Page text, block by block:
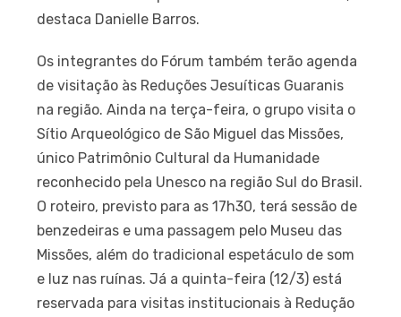
destaca Danielle Barros.
Os integrantes do Fórum também terão agenda
de visitação às Reduções Jesuíticas Guaranis
na região. Ainda na terça-feira, o grupo visita o
Sítio Arqueológico de São Miguel das Missões,
único Patrimônio Cultural da Humanidade
reconhecido pela Unesco na região Sul do Brasil.
O roteiro, previsto para as 17h30, terá sessão de
benzedeiras e uma passagem pelo Museu das
Missões, além do tradicional espetáculo de som
e luz nas ruínas. Já a quinta-feira (12/3) está
reservada para visitas institucionais à Redução